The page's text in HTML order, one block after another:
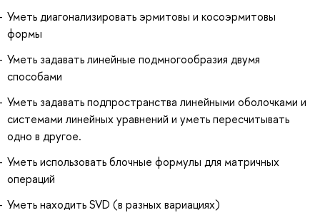
Уметь диагонализировать эрмитовы и косоэрмитовы
формы
Уметь задавать линейные подмногообразия двумя
способами
Уметь задавать подпространства линейными оболочками и
системами линейных уравнений и уметь пересчитывать
одно в другое.
Уметь использовать блочные формулы для матричных
операций
Уметь находить SVD (в разных вариациях)